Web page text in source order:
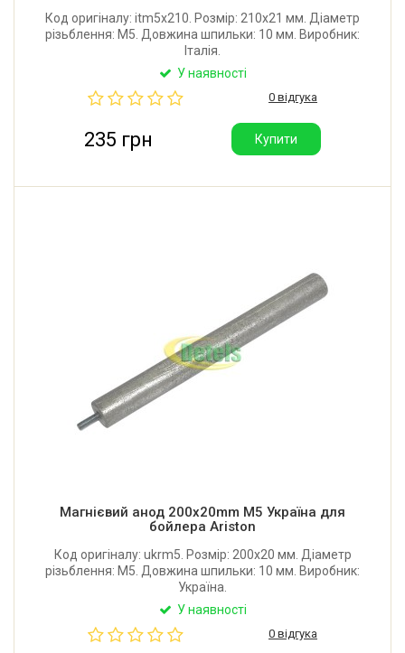
Код оригіналу: itm5x210. Розмір: 210x21 мм. Діаметр
різьблення: М5. Довжина шпильки: 10 мм. Виробник:
Італія.
У наявності
0 відгука
235 грн Купити
Магнієвий анод 200x20mm M5 Україна для
бойлера Ariston
Код оригіналу: ukrm5. Розмір: 200x20 мм. Діаметр
різьблення: М5. Довжина шпильки: 10 мм. Виробник:
Україна.
У наявності
0 відгука